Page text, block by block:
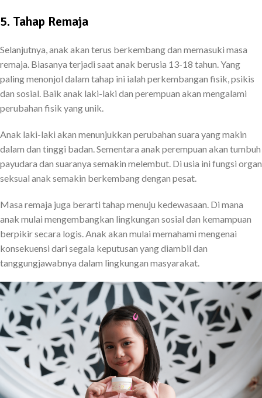
5. Tahap Remaja
Selanjutnya, anak akan terus berkembang dan memasuki masa
remaja. Biasanya terjadi saat anak berusia 13-18 tahun. Yang
paling menonjol dalam tahap ini ialah perkembangan fisik, psikis
dan sosial. Baik anak laki-laki dan perempuan akan mengalami
perubahan fisik yang unik.
Anak laki-laki akan menunjukkan perubahan suara yang makin
dalam dan tinggi badan. Sementara anak perempuan akan tumbuh
payudara dan suaranya semakin melembut. Di usia ini fungsi organ
seksual anak semakin berkembang dengan pesat.
Masa remaja juga berarti tahap menuju kedewasaan. Di mana
anak mulai mengembangkan lingkungan sosial dan kemampuan
berpikir secara logis. Anak akan mulai memahami mengenai
konsekuensi dari segala keputusan yang diambil dan
tanggungjawabnya dalam lingkungan masyarakat.